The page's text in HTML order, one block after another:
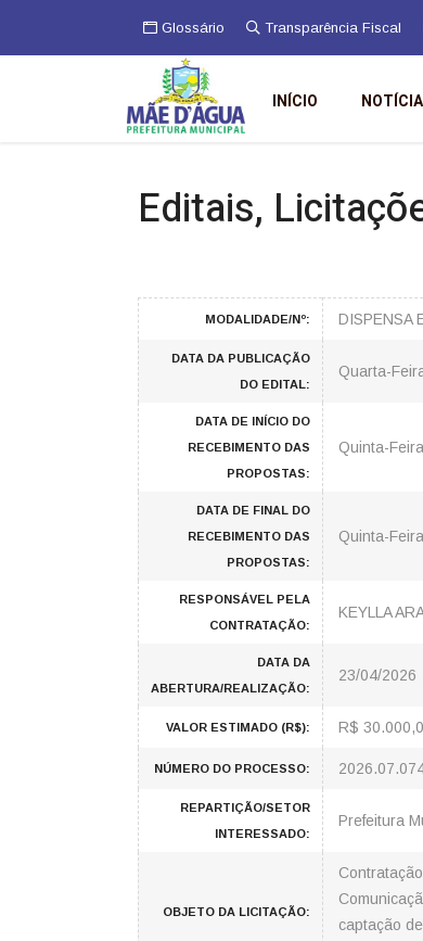
Glossário Transparência Fiscal
INÍCIO
Editais,
MODALIDADE/Nº: DISPENSA
DATA DA PUBLICAÇÃO
DO EDITAL:
Quarta-
DATA DE INÍCIO DO
RECEBIMENTO DAS
PROPOSTAS:
Quinta-
DATA DE FINAL DO
RECEBIMENTO DAS
PROPOSTAS:
Quinta-
RESPONSÁVEL PELA
CONTRATAÇÃO:
KEYLLA
DATA DA
ABERTURA/REALIZAÇÃO:
23/04/2026
VALOR ESTIMADO (R$): R$
NÚMERO DO PROCESSO:
REPARTIÇÃO/SETOR
INTERESSADO:
Prefeitura
OBJETO DA LICITAÇÃO:
captação